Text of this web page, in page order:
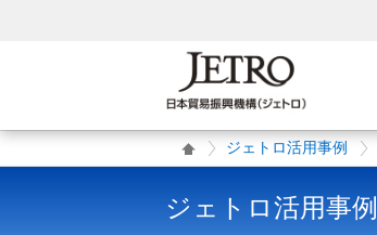
ジェトロ活用事例
ジェトロ活用事例